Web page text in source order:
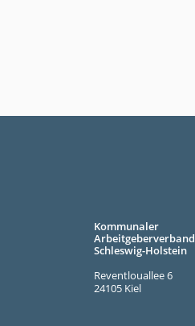
Kommunaler
Arbeitgeberverband
Schleswig-Holstein
Reventlouallee 6
24105 Kiel